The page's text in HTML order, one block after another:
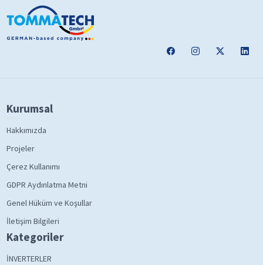
Kurumsal
Hakkımızda
Projeler
Çerez Kullanımı
GDPR Aydınlatma Metni
Genel Hüküm ve Koşullar
İletişim Bilgileri
Kategoriler
İNVERTERLER